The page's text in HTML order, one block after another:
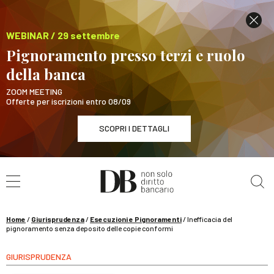
WEBINAR / 29 settembre
Pignoramento presso terzi e ruolo
della banca
ZOOM MEETING
Offerte per iscrizioni entro 08/09
SCOPRI I DETTAGLI
WEBINAR / 29 settembre
Pignoramento presso terzi e ruolo della banca
Home / Giurisprudenza/ Esecuzioni e Pignoramenti/Inefficacia del
pignoramento senza deposito delle copie conformi
GIURISPRUDENZA